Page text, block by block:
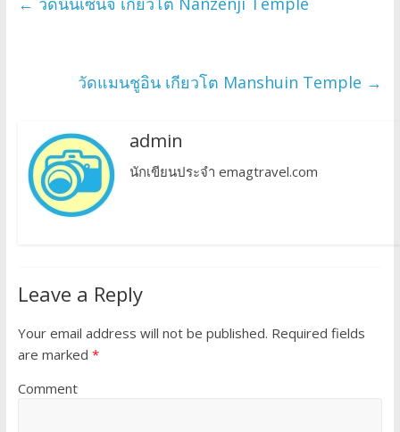
วัดแมนชูอิน เกียวโต Manshuin Temple →
admin
นักเขียนประจำ emagtravel.com
Leave a Reply
Your email address will not be published. Required fields
are marked *
Comment